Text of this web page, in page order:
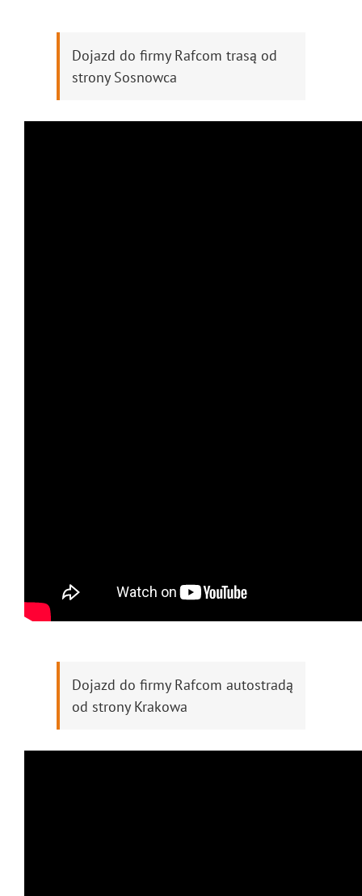
Dojazd do firmy Rafcom trasą od
strony Sosnowca
Dojazd do firmy Rafcom autostradą
od strony Krakowa